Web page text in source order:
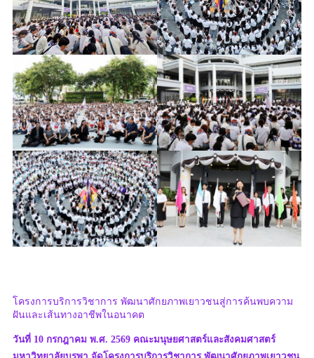
โครงการบริการวิชาการ พัฒนาศักยภาพเยาวชนสู่การค้นพบความ
ฝันและเส้นทางอาชีพในอนาคต
วันที่ 10 กรกฎาคม พ.ศ. 2569 คณะมนุษยศาสตร์และสังคมศาสตร์